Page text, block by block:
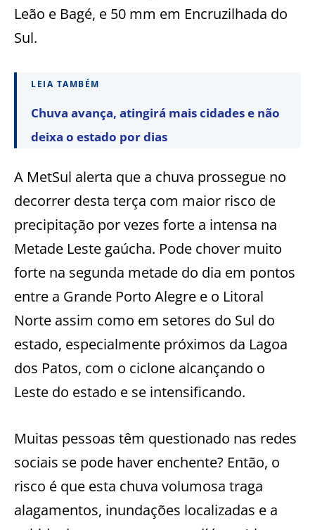
Leão e Bagé, e 50 mm em Encruzilhada do
Sul.
LEIA TAMBÉM
Chuva avança, atingirá mais cidades e não
deixa o estado por dias
A MetSul alerta que a chuva prossegue no
decorrer desta terça com maior risco de
precipitação por vezes forte a intensa na
Metade Leste gaúcha. Pode chover muito
forte na segunda metade do dia em pontos
entre a Grande Porto Alegre e o Litoral
Norte assim como em setores do Sul do
estado, especialmente próximos da Lagoa
dos Patos, com o ciclone alcançando o
Leste do estado e se intensificando.
Muitas pessoas têm questionado nas redes
sociais se pode haver enchente? Então, o
risco é que esta chuva volumosa traga
alagamentos, inundações localizadas e a